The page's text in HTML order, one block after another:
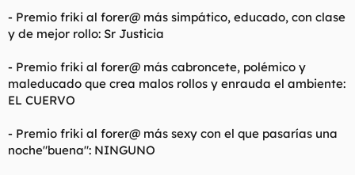
- Premio friki al forer@ más simpático, educado, con clase
y de mejor rollo: Sr Justicia
- Premio friki al forer@ más cabroncete, polémico y
maleducado que crea malos rollos y enrauda el ambiente:
EL CUERVO
- Premio friki al forer@ más sexy con el que pasarías una
noche"buena": NINGUNO